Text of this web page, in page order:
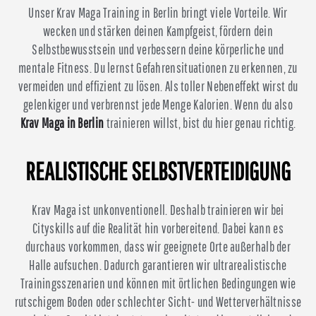
Unser Krav Maga Training in Berlin bringt viele Vorteile. Wir
wecken und stärken deinen Kampfgeist, fördern dein
Selbstbewusstsein und verbessern deine körperliche und
mentale Fitness. Du lernst Gefahrensituationen zu erkennen, zu
vermeiden und effizient zu lösen. Als toller Nebeneffekt wirst du
gelenkiger und verbrennst jede Menge Kalorien. Wenn du also
Krav Maga in Berlintrainieren willst, bist du hier genau richtig.
REALISTISCHE SELBSTVERTEIDIGUNG
Krav Maga ist unkonventionell. Deshalb trainieren wir bei
Cityskills auf die Realität hin vorbereitend. Dabei kann es
durchaus vorkommen, dass wir geeignete Orte außerhalb der
Halle aufsuchen. Dadurch garantieren wir ultrarealistische
Trainingsszenarien und können mit örtlichen Bedingungen wie
rutschigem Boden oder schlechter Sicht- und Wetterverhältnisse